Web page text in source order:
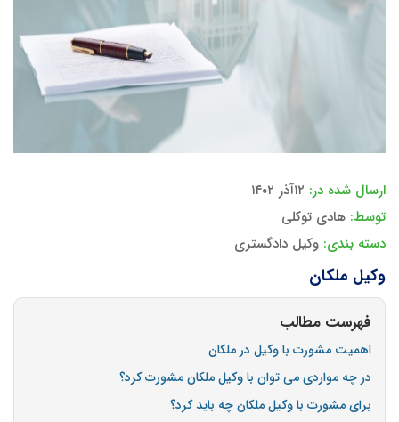
ارسال شده در: ۱۲آذر ۱۴۰۲
توسط: هادی توکلی
دسته بندی: وکیل دادگستری
وکیل ملکان
فهرست مطالب
اهمیت مشورت با وکیل در ملکان
در چه مواردی می توان با وکیل ملکان مشورت کرد؟
برای مشورت با وکیل ملکان چه باید کرد؟